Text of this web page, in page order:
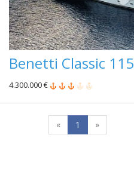
Benetti Classic 115
4.300.000 €
« 1 »